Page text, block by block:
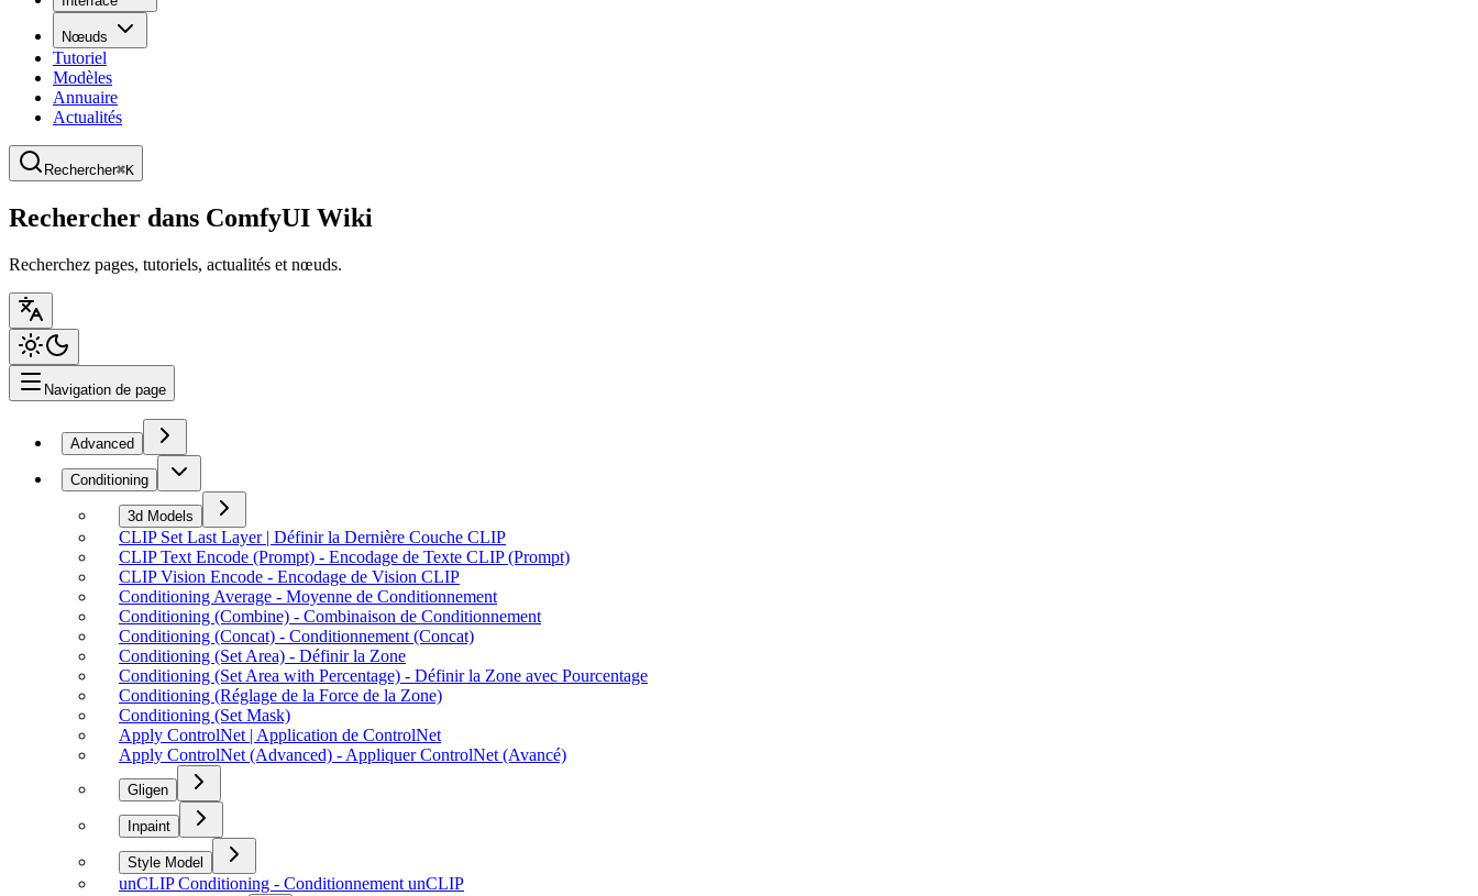
Nœuds
Tutoriel
Modèles
Annuaire
Actualités
Rechercher⌘K
Rechercher dans ComfyUI Wiki
Recherchez pages, tutoriels, actualités et nœuds.
Navigation de page
Advanced
Conditioning
3d Models
CLIP Set Last Layer | Définir la Dernière Couche CLIP
CLIP Text Encode (Prompt) - Encodage de Texte CLIP (Prompt)
CLIP Vision Encode - Encodage de Vision CLIP
Conditioning Average - Moyenne de Conditionnement
Conditioning (Combine) - Combinaison de Conditionnement
Conditioning (Concat) - Conditionnement (Concat)
Conditioning (Set Area) - Définir la Zone
Conditioning (Set Area with Percentage) - Définir la Zone avec Pourcentage
Conditioning (Réglage de la Force de la Zone)
Conditioning (Set Mask)
Apply ControlNet | Application de ControlNet
Apply ControlNet (Advanced) - Appliquer ControlNet (Avancé)
Gligen
Inpaint
Style Model
unCLIP Conditioning - Conditionnement unCLIP